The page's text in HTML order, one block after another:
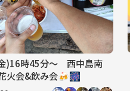
)16時45分〜 西中島南
火会&飲み会🍻🎆